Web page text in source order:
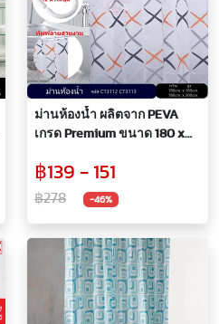
ม่านห้องน้ำ ผลิตจาก PEVA
เกรด Premium ขนาด 180 x
฿139 - 151
฿278 -46%